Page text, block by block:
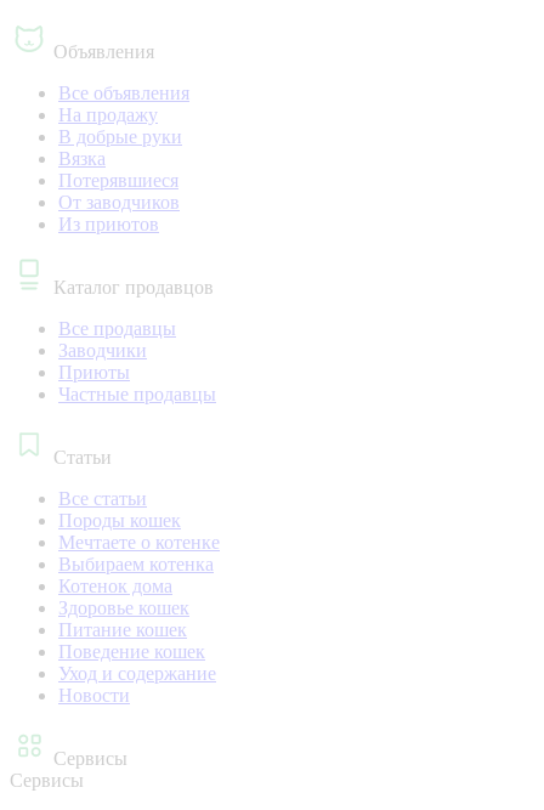
Объявления
Все объявления
На продажу
В добрые руки
Вязка
Потерявшиеся
От заводчиков
Из приютов
Каталог продавцов
Все продавцы
Заводчики
Приюты
Частные продавцы
Статьи
Все статьи
Породы кошек
Мечтаете о котенке
Выбираем котенка
Котенок дома
Здоровье кошек
Питание кошек
Поведение кошек
Уход и содержание
Новости
Сервисы
Сервисы